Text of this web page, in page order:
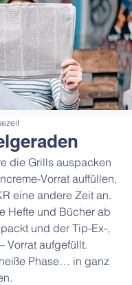
die Grills auspacken
Vorrat auffüllen,
eine andere Zeit an.
Hefte und Bücher ab
und der Tip-Ex-,
Vorrat aufgefüllt.
Phase… in ganz